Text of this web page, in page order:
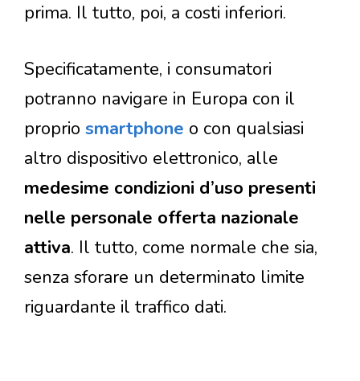
prima. Il tutto, poi, a costi inferiori.
Specificatamente, i consumatori
potranno navigare in Europa con il
proprio smartphone o con qualsiasi
altro dispositivo elettronico, alle
medesime condizioni d’uso presenti
nelle personale offerta nazionale
attiva. Il tutto, come normale che sia,
senza sforare un determinato limite
riguardante il traffico dati.